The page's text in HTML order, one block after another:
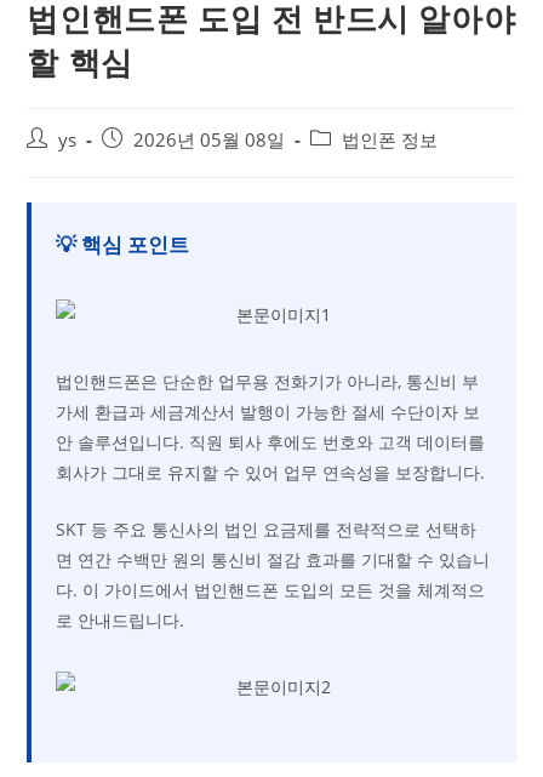
법인핸드폰 도입 전 반드시 알아야
할 핵심
ys 2026년 05월 08일 법인폰 정보
💡 핵심 포인트
법인핸드폰은 단순한 업무용 전화기가 아니라, 통신비 부
가세 환급과 세금계산서 발행이 가능한 절세 수단이자 보
안 솔루션입니다. 직원 퇴사 후에도 번호와 고객 데이터를
회사가 그대로 유지할 수 있어 업무 연속성을 보장합니다.
SKT 등 주요 통신사의 법인 요금제를 전략적으로 선택하
면 연간 수백만 원의 통신비 절감 효과를 기대할 수 있습니
다. 이 가이드에서 법인핸드폰 도입의 모든 것을 체계적으
로 안내드립니다.